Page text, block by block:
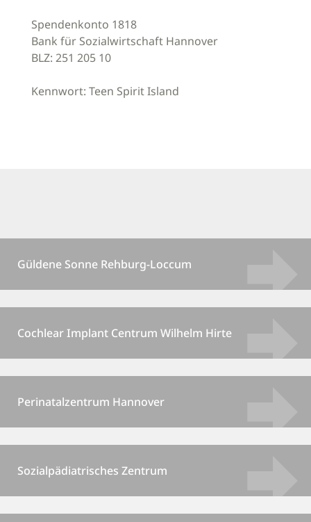
Spendenkonto 1818
Bank für Sozialwirtschaft Hannover
BLZ: 251 205 10
Kennwort: Teen Spirit Island
Güldene Sonne Rehburg-Loccum
Cochlear Implant Centrum Wilhelm Hirte
Perinatalzentrum Hannover
Sozialpädiatrisches Zentrum